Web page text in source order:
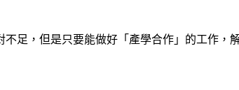
足，但是只要能做好「產學合作」的工作